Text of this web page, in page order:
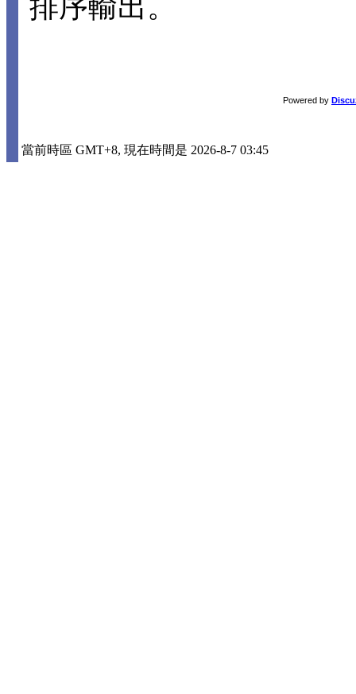
排序輸出。
Powered by
當前時區 GMT+8, 現在時間是 2026-8-7 03:45